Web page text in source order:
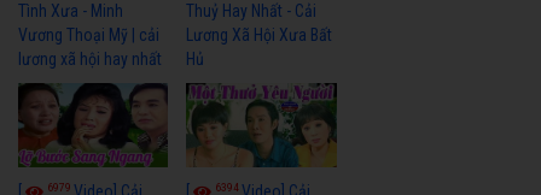
Tình Xưa - Minh
Vương Thoại Mỹ | cải
lương xã hội hay nhất
Thuỷ Hay Nhất - Cải
Lương Xã Hội Xưa Bất
Hủ
6979 6394